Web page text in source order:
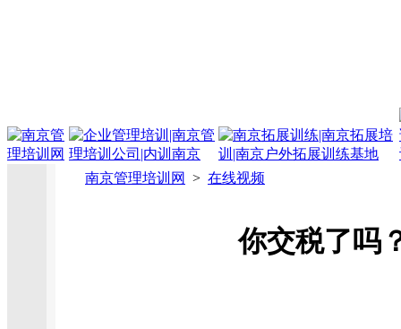
南京管理培训网 > 在线视频
你交税了吗